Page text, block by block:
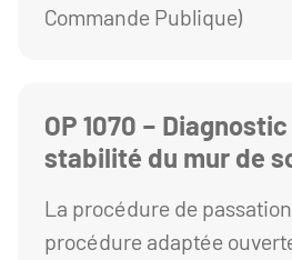
Commande Publique)
OP 1070 –
stabilité du mur de
La procédure de
procédure adaptée